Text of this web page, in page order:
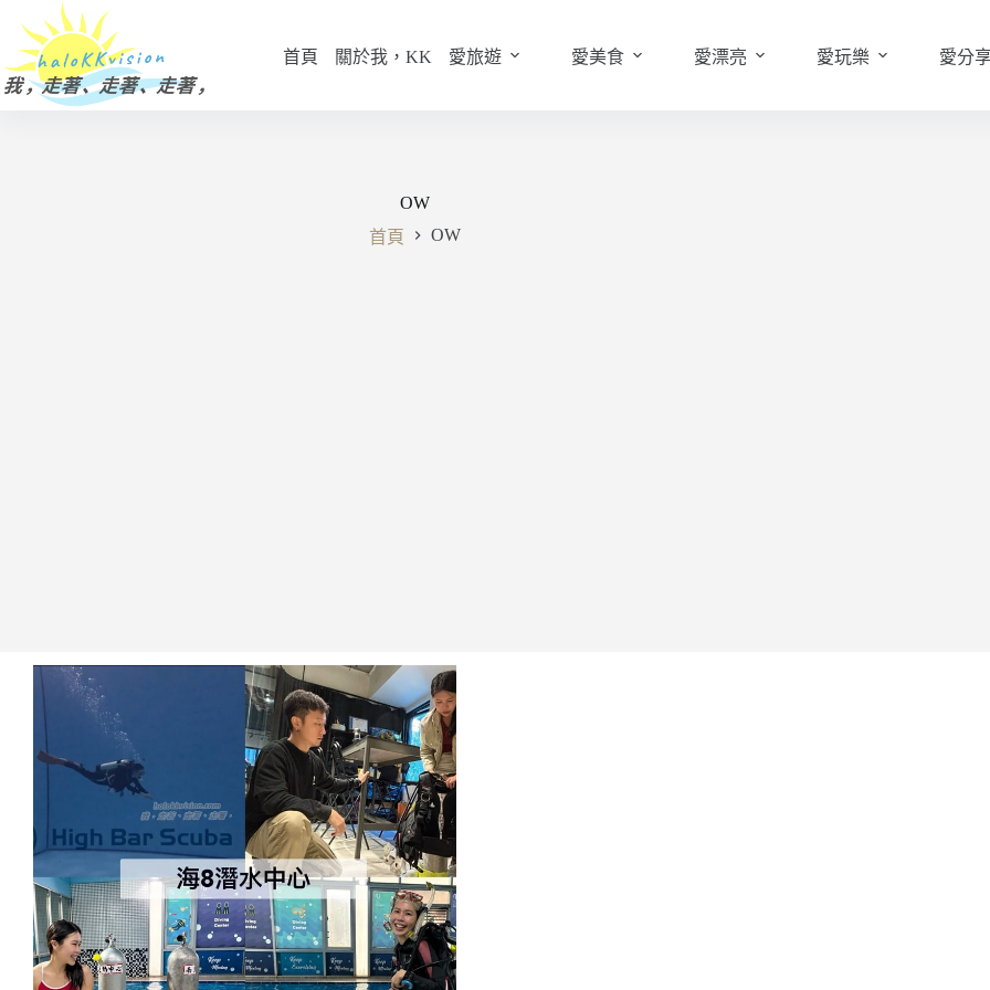
主
要
首頁 關於我，KK 愛旅遊 愛美食 愛漂亮 愛玩樂 愛分
OW
首頁
OW